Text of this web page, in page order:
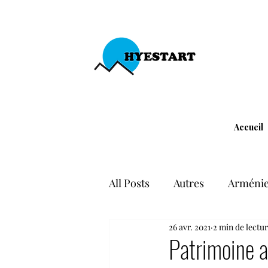
Accueil
All Posts Autres
Liberté d'expression
Patrimoine
26 avr. 2021 2 min de